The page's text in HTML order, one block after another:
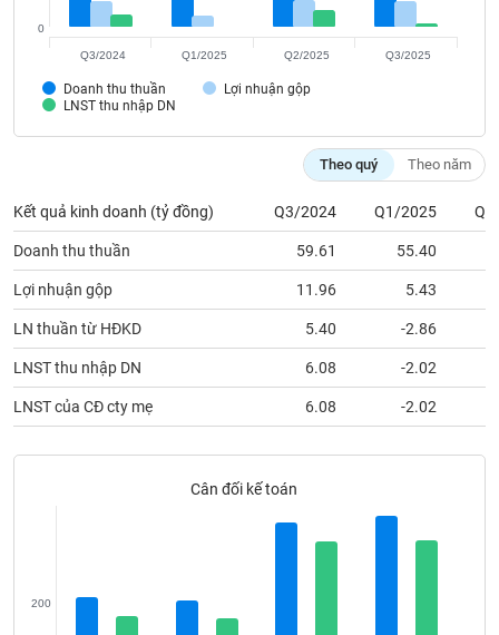
Doanh thu thuần
Lợi nhuận gộp
LNST thu nhập DN
0
Q3/2024 Q1/2025 Q2/2025 Q3/2025
Theo quý Theo năm
Kết quả kinh doanh (tỷ đồng) Q3/2024 Q1/2025
Doanh thu thuần 59.61 55.40
Lợi nhuận gộp 11.96 5.43
LN thuần từ HĐKD 5.40 -2.86
LNST thu nhập DN 6.08 -2.02
LNST của CĐ cty mẹ 6.08 -2.02
Cân đối kế toán
200
SỨC
KHỎE
CÔNG
NGHỆ
THÔNG
TIN
VỤ